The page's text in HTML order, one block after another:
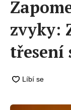
zvyky:
třesení